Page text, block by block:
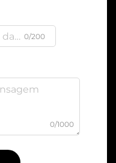
0/200
0/1000